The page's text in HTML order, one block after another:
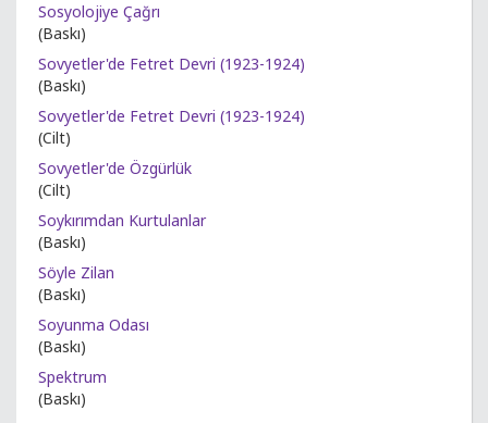
Sosyolojiye Çağrı
(Baskı)
Sovyetler'de Fetret Devri (1923-1924)
(Baskı)
Sovyetler'de Fetret Devri (1923-1924)
(Cilt)
Sovyetler'de Özgürlük
(Cilt)
Soykırımdan Kurtulanlar
(Baskı)
Söyle Zilan
(Baskı)
Soyunma Odası
(Baskı)
Spektrum
(Baskı)